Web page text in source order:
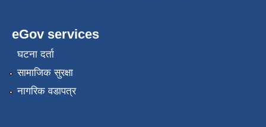
eGov services
घटना दर्ता
सामाजिक सुरक्षा
नागरिक वडापत्र